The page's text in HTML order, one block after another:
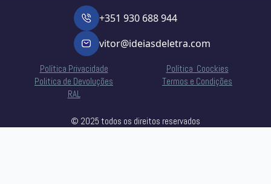
+351 930 688 944
vitor@ideiasdeletra.com
Política Privacidade
Política Coockies
Politica de Devoluções
Termos e Condições
RAL
© 2025 todos os direitos reservados